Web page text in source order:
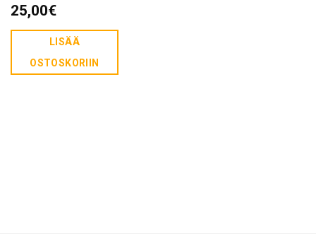
25,00€
LISÄÄ
OSTOSKORIIN